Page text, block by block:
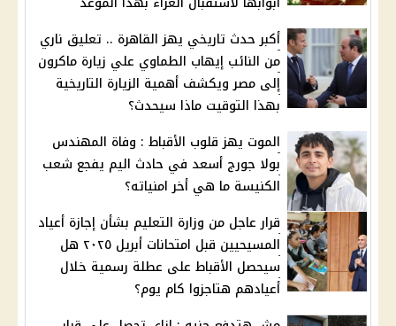
أكبر حدث تاريخي يهز القاهرة .. تعليق ناري
من النائب إيهاب الطماوي علي زيارة ماكرون
إلى مصر ويكشف أهمية الزيارة التاريخية
بهذا التوقيت ماذا سيحدث؟
الموت يهز قلوب الأقباط : وفاة المهندس
بولا جورج أسعد في حادث اليم يفجع شعب
الكنيسة ما هي أخر امنياته؟
قرار عاجل من وزارة التعليم بشأن إجازة أعياد
المسيحيين قبل امتحانات أبريل ٢٠٢٥ هل
سيحصل الأقباط على عطلة رسمية خلال
أعيادهم هتاجزوا كام يوم؟